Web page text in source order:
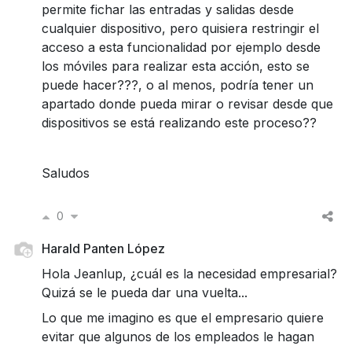
permite fichar las entradas y salidas desde
cualquier dispositivo, pero quisiera restringir el
acceso a esta funcionalidad por ejemplo desde
los móviles para realizar esta acción, esto se
puede hacer???, o al menos, podría tener un
apartado donde pueda mirar o revisar desde que
dispositivos se está realizando este proceso??
Saludos
0
Harald Panten López
Hola Jeanlup, ¿cuál es la necesidad empresarial?
Quizá se le pueda dar una vuelta...
Lo que me imagino es que el empresario quiere
evitar que algunos de los empleados le hagan